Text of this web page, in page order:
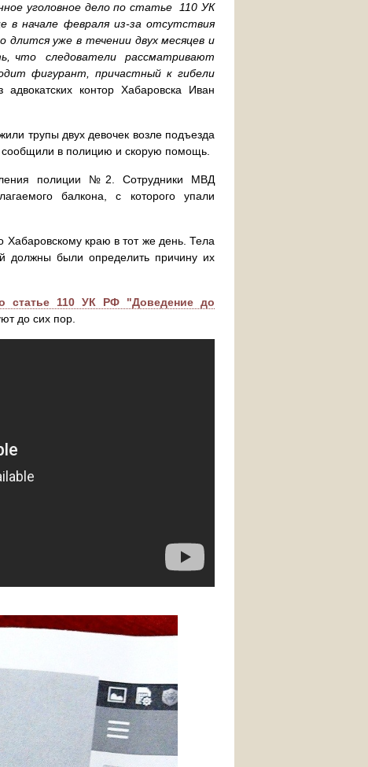
уголовное дело по статье 110 УК
начале февраля из-за отсутствия
длится уже в течении двух месяцев и
что следователи рассматривают
фигурант, причастный к гибели
контор Хабаровска Иван
трупы двух девочек возле подъезда
в полицию и скорую помощь.
полиции №2. Сотрудники МВД
балкона, с которого упали
краю в тот же день. Тела
должны были определить причину их
статье 110 УК РФ "Доведение до
до сих пор.